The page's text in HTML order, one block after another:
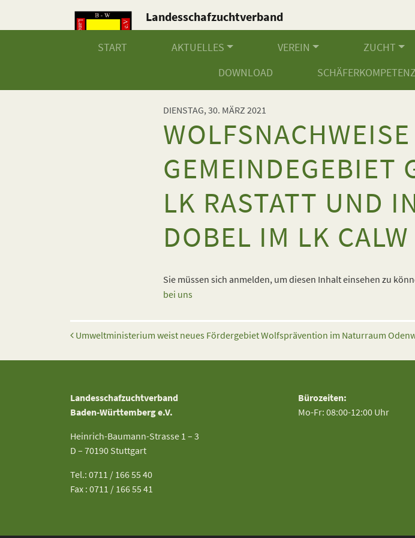
Landesschafzuchtverband
Baden-Württemberg e.V.
START AKTUELLES VEREIN ZUCHT
DOWNLOAD
DIENSTAG, 30. MÄRZ 2021
WOLFSNACHWEISE
GEMEINDEGEBIET
LK RASTATT UND
DOBEL IM LK CALW
Sie müssen sich anmelden, um diesen Inhalt einsehen zu
bei uns
Beitrags-Navigation
Umweltministerium weist neues Fördergebiet Wolfsprävention im Naturraum
Landesschafzuchtverband
Baden-Württemberg e.V.
Heinrich-Baumann-Strasse 1 – 3
D – 70190 Stuttgart
Tel.: 0711 / 166 55 40
Fax : 0711 / 166 55 41
Bürozeiten:
Mo-Fr: 08:00-12:00 Uhr